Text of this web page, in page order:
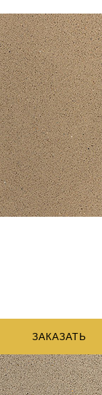
ЗАКАЗАТЬ